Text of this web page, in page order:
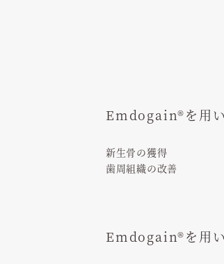
Emdogain®を用
新生骨の獲得
歯周組織の改善
Emdogain®を用